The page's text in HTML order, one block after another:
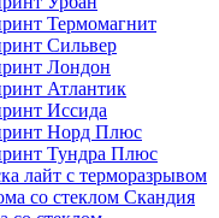
Термомагнит
Сильвер
Лондон
Атлантик
Иссида
Норд Плюс
Тундра Плюс
лайт с терморазрывом
со стеклом Скандия